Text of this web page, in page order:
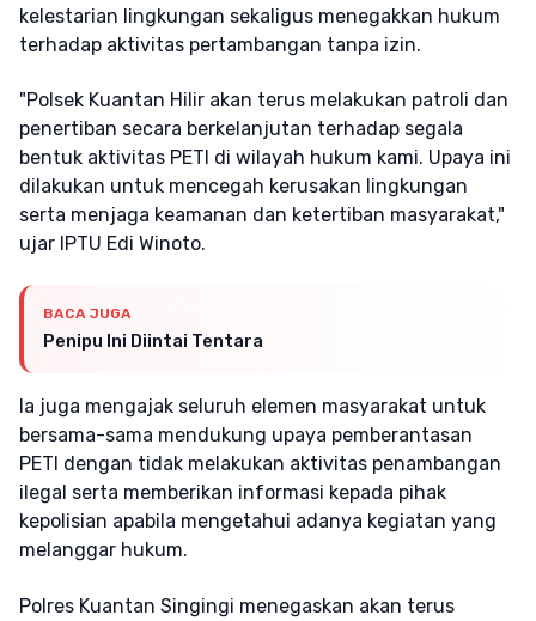
kelestarian lingkungan sekaligus menegakkan hukum
terhadap aktivitas pertambangan tanpa izin.
"Polsek Kuantan Hilir akan terus melakukan patroli dan
penertiban secara berkelanjutan terhadap segala
bentuk aktivitas PETI di wilayah hukum kami. Upaya ini
dilakukan untuk mencegah kerusakan lingkungan
serta menjaga keamanan dan ketertiban masyarakat,"
ujar IPTU Edi Winoto.
BACA JUGA
Penipu Ini Diintai Tentara
Ia juga mengajak seluruh elemen masyarakat untuk
bersama-sama mendukung upaya pemberantasan
PETI dengan tidak melakukan aktivitas penambangan
ilegal serta memberikan informasi kepada pihak
kepolisian apabila mengetahui adanya kegiatan yang
melanggar hukum.
Polres Kuantan Singingi menegaskan akan terus